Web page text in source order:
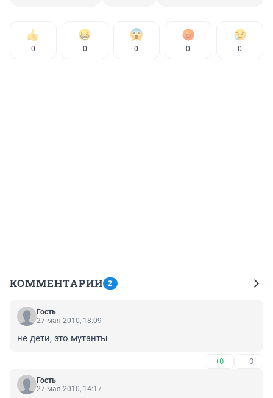
0 0 0 0 0
КОММЕНТАРИИ 2
Гость
27 мая 2010, 18:09
не дети, это мутанты
+0 –0
Гость
27 мая 2010, 14:17